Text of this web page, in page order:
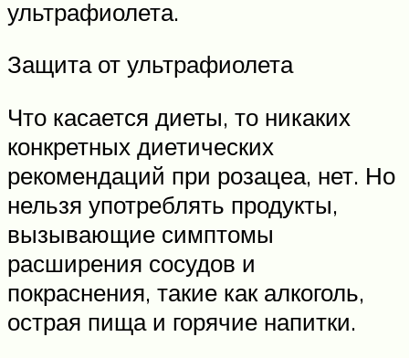
ультрафиолета.
Защита от ультрафиолета
Что касается диеты, то никаких
конкретных диетических
рекомендаций при розацеа, нет. Но
нельзя употреблять продукты,
вызывающие симптомы
расширения сосудов и
покраснения, такие как алкоголь,
острая пища и горячие напитки.